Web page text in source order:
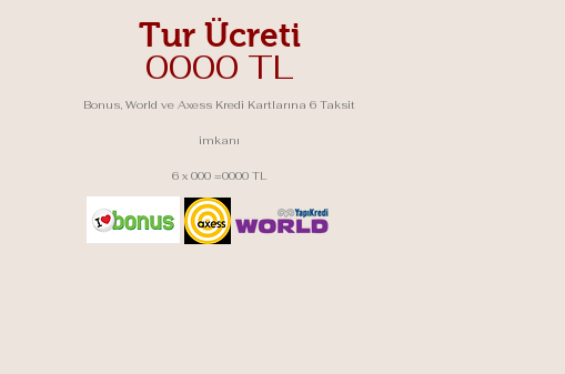
Tur Ücreti
0000 TL
Bonus, World ve Axess Kredi Kartlarına 6 Taksit
imkanı
6 x 000 =0000 TL